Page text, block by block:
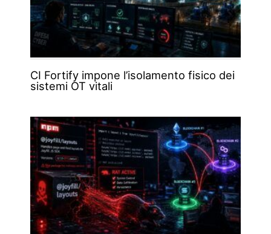
CI Fortify impone l’isolamento fisico dei
sistemi OT vitali